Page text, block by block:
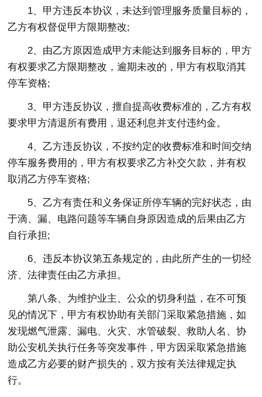
1、甲方违反本协议，未达到管理服务质量目标的，
乙方有权督促甲方限期整改;
2、由乙方原因造成甲方未能达到服务目标的，甲方
有权要求乙方限期整改，逾期未改的，甲方有权取消其
停车资格;
3、甲方违反协议，擅自提高收费标准的，乙方有权
要求甲方清退所有费用，退还利息并支付违约金。
4、乙方违反协议，不按约定的收费标准和时间交纳
停车服务费用的，甲方有权要求乙方补交欠款，并有权
取消乙方停车资格;
5、乙方有责任和义务保证所停车辆的完好状态，由
于滴、漏、电路问题等车辆自身原因造成的后果由乙方
自行承担;
6、违反本协议第五条规定的，由此所产生的一切经
济、法律责任由乙方承担。
第八条、为维护业主、公众的切身利益，在不可预
见的情况下，甲方有权协助有关部门采取紧急措施，如
发现燃气泄露、漏电、火灾、水管破裂、救助人名、协
助公安机关执行任务等突发事件，甲方因采取紧急措施
造成乙方必要的财产损失的，双方按有关法律规定执
行。